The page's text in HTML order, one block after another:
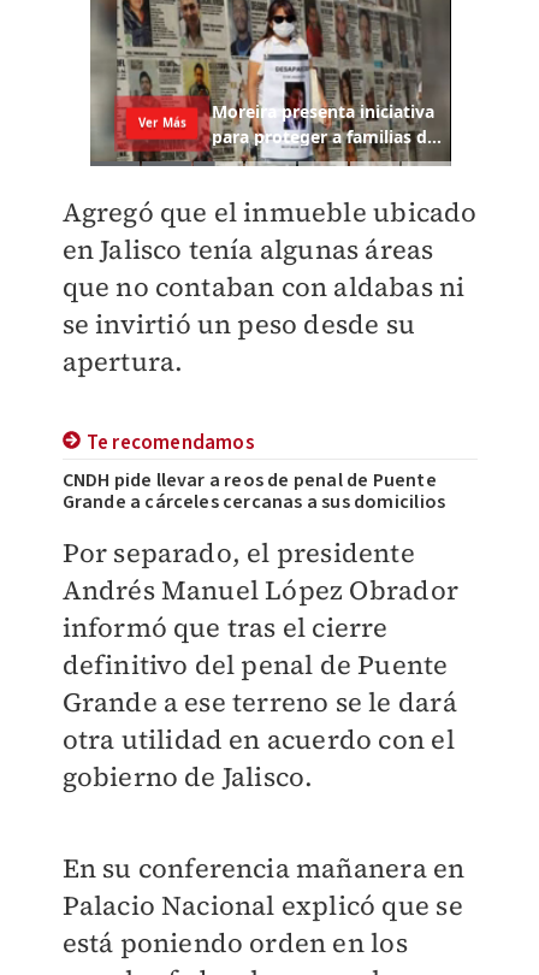
Agregó que el inmueble ubicado
en Jalisco tenía algunas áreas
que no contaban con aldabas ni
se invirtió un peso desde su
apertura.
Te recomendamos
CNDH pide llevar a reos de penal de Puente
Grande a cárceles cercanas a sus domicilios
Por separado, el presidente
Andrés Manuel López Obrador
informó que tras el cierre
definitivo del penal de Puente
Grande a ese terreno se le dará
otra utilidad en acuerdo con el
gobierno de Jalisco.
En su conferencia mañanera en
Palacio Nacional explicó que se
está poniendo orden en los